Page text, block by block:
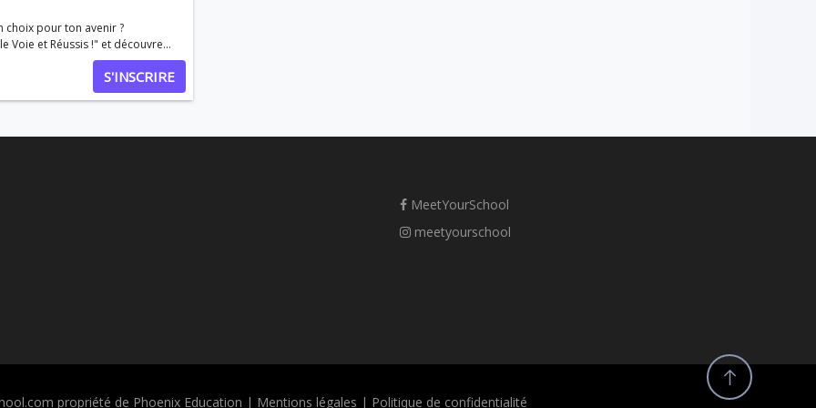
choix pour ton avenir ?
Voie et Réussis !" et découvre
S'INSCRIRE
MeetYourSchool
meetyourschool
propriété de Phoenix Education | Mentions légales | Politique de confidentialité